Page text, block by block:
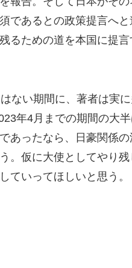
であるとの政策提言へ
るための道を本国に提
ない期間に、著者は実
年4月までの期間の大
あったなら、日豪関係
。仮に大使としてやり
ていってほしいと思う。